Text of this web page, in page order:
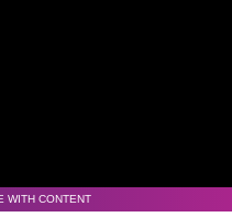
WITH CONTENT